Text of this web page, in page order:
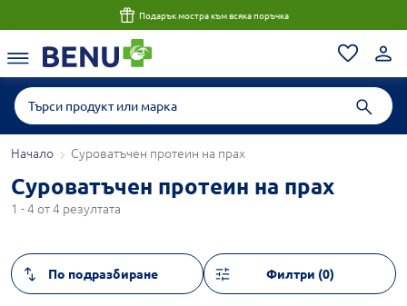
Подарък мостра към всяка поръчка
Начало Суроватъчен протеин на прах
Суроватъчен протеин на прах
1 - 4 от 4 резултата
Филтри (0)